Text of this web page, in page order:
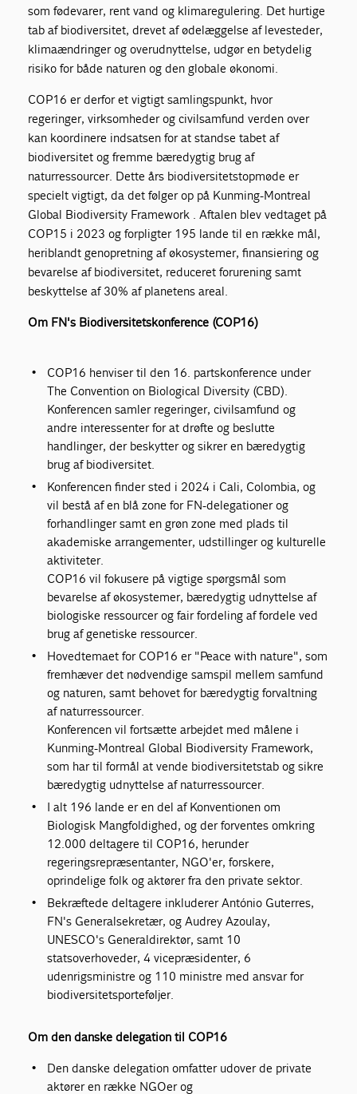
som fødevarer, rent vand og klimaregulering. Det hurtige
tab af biodiversitet, drevet af ødelæggelse af levesteder,
klimaændringer og overudnyttelse, udgør en betydelig
risiko for både naturen og den globale økonomi.
COP16 er derfor et vigtigt samlingspunkt, hvor
regeringer, virksomheder og civilsamfund verden over
kan koordinere indsatsen for at standse tabet af
biodiversitet og fremme bæredygtig brug af
naturressourcer. Dette års biodiversitetstopmøde er
specielt vigtigt, da det følger op på Kunming-Montreal
Global Biodiversity Framework . Aftalen blev vedtaget på
COP15 i 2023 og forpligter 195 lande til en række mål,
heriblandt genopretning af økosystemer, finansiering og
bevarelse af biodiversitet, reduceret forurening samt
beskyttelse af 30% af planetens areal.
Om FN's Biodiversitetskonference (COP16)
COP16 henviser til den 16. partskonference under
The Convention on Biological Diversity (CBD).
Konferencen samler regeringer, civilsamfund og
andre interessenter for at drøfte og beslutte
handlinger, der beskytter og sikrer en bæredygtig
brug af biodiversitet.
Konferencen finder sted i 2024 i Cali, Colombia, og
vil bestå af en blå zone for FN-delegationer og
forhandlinger samt en grøn zone med plads til
akademiske arrangementer, udstillinger og kulturelle
aktiviteter.
COP16 vil fokusere på vigtige spørgsmål som
bevarelse af økosystemer, bæredygtig udnyttelse af
biologiske ressourcer og fair fordeling af fordele ved
brug af genetiske ressourcer.
Hovedtemaet for COP16 er "Peace with nature", som
fremhæver det nødvendige samspil mellem samfund
og naturen, samt behovet for bæredygtig forvaltning
af naturressourcer.
Konferencen vil fortsætte arbejdet med målene i
Kunming-Montreal Global Biodiversity Framework,
som har til formål at vende biodiversitetstab og sikre
bæredygtig udnyttelse af naturressourcer.
I alt 196 lande er en del af Konventionen om
Biologisk Mangfoldighed, og der forventes omkring
12.000 deltagere til COP16, herunder
regeringsrepræsentanter, NGO'er, forskere,
oprindelige folk og aktører fra den private sektor.
Bekræftede deltagere inkluderer António Guterres,
FN's Generalsekretær, og Audrey Azoulay,
UNESCO's Generaldirektør, samt 10
statsoverhoveder, 4 vicepræsidenter, 6
udenrigsministre og 110 ministre med ansvar for
biodiversitetsporteføljer.
Om den danske delegation til COP16
Den danske delegation omfatter udover de private
aktører en række NGOer og